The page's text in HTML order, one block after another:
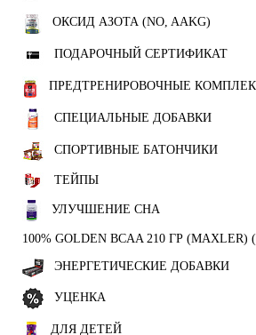
ОКСИД АЗОТА (NO, AAKG)
ПОДАРОЧНЫЙ СЕРТИФИКАТ
ПРЕДТРЕНИРОВОЧНЫЕ
СПЕЦИАЛЬНЫЕ ДОБАВКИ
СПОРТИВНЫЕ БАТОНЧИКИ
ТЕЙПЫ
УЛУЧШЕНИЕ СНА
100% GOLDEN BCAA 210 ГР
ЭНЕРГЕТИЧЕСКИЕ ДОБАВКИ
УЦЕНКА
ДЛЯ ДЕТЕЙ